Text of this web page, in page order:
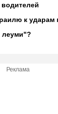
к ударам
леуми"?
Реклама